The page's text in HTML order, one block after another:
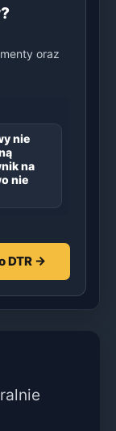
oraz
nie
na
nie
DTR →